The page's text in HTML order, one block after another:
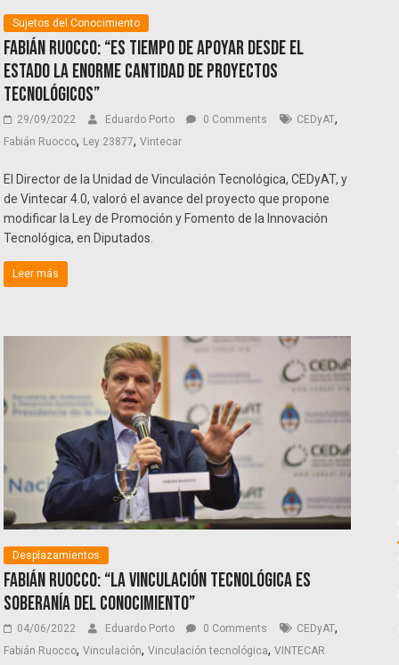
Sujetos del Conocimiento
Fabián Ruocco: “Es tiempo de apoyar desde el
Estado la enorme cantidad de proyectos
tecnológicos”
29/09/2022 Eduardo Porto 0 Comments CEDyAT,
Fabián Ruocco, Ley 23877,Vintecar
El Director de la Unidad de Vinculación Tecnológica, CEDyAT, y
de Vintecar 4.0, valoró el avance del proyecto que propone
modificar la Ley de Promoción y Fomento de la Innovación
Tecnológica, en Diputados.
Leer más
Desplazamientos
Fabián Ruocco: “La vinculación tecnológica es
soberanía del conocimiento”
04/06/2022 Eduardo Porto 0 Comments CEDyAT,
Fabián Ruocco,Vinculación,Vinculación tecnológica,VINTECAR